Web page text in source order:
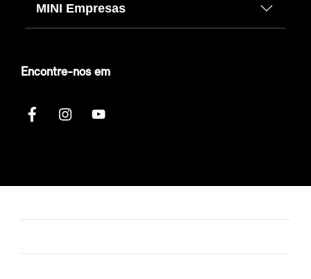
MINI Empresas
Encontre-nos em